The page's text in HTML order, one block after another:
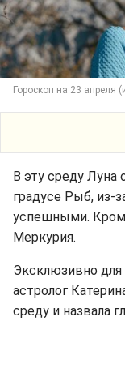
Гороскоп на 23 апреля
В эту среду
градусе Рыб, из-
успешными.
Меркурия.
Эксклюзивно
астролог
среду и назвала